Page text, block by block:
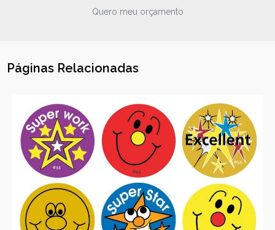
Quero meu orçamento
Páginas Relacionadas